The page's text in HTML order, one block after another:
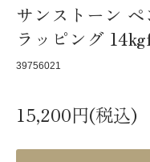
サンストーン
ラッピング
39756021
15,200円(税込)